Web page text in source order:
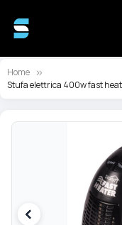
Home
Stufa elettrica 400w fast
Vai
immagini